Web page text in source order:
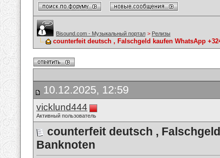
Bisound.com - Музыкальный портал > Релизы
counterfeit deutsch , Falschgeld kaufen WhatsApp
10.12.2025, 12:59
vicklund444
Активный пользователь
counterfeit deutsch ,
Banknoten